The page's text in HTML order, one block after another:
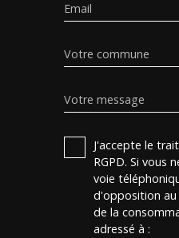
Email
Votre commune
Votre message
J'accepte le
RGPD. Si vous
voie
d'opposition au
de la
adressé à :